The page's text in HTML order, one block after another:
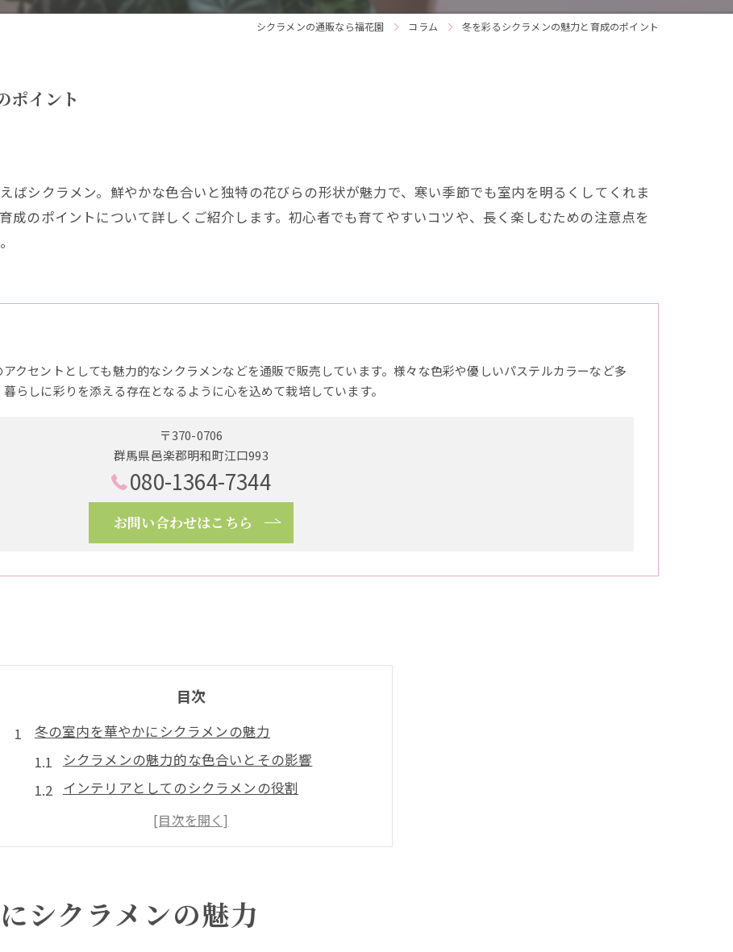
シクラメンの通販なら福花園 コラム 冬を彩るシクラメンの魅力と育成のポイント
ポイント
ばシクラメン。鮮やかな色合いと独特の花びらの形状が魅力で、寒い季節でも室内を明るくしてくれま
成のポイントについて詳しくご紹介します。初心者でも育てやすいコツや、長く楽しむための注意点を
クセントとしても魅力的なシクラメンなどを通販で販売しています。様々な色彩や優しいパステルカラーなど多
らしに彩りを添える存在となるように心を込めて栽培しています。
〒370-0706
群馬県邑楽郡明和町江口993
080-1364-7344
お問い合わせはこちら
目次
冬の室内を華やかにシクラメンの魅力
シクラメンの魅力的な色合いとその影響
インテリアとしてのシクラメンの役割
季節を問わないシクラメンの美しさ
シクラメンがもたらす癒しの効果
シクラメンが人々を引きつける理由
シクラメンの色合いで冬の家を明るく
シクラメンの魅力